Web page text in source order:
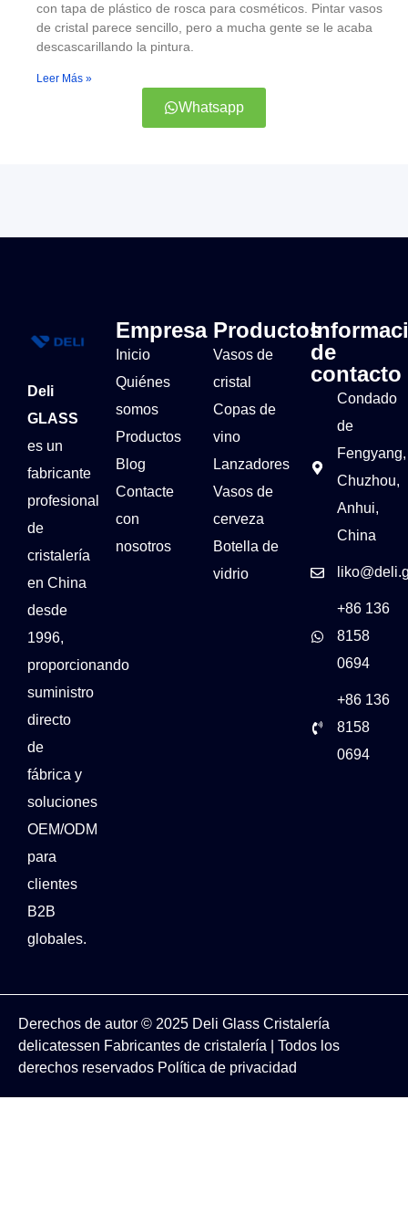
con tapa de plástico de rosca para cosméticos. Pintar vasos
de cristal parece sencillo, pero a mucha gente se le acaba
descascarillando la pintura.
Leer Más »
Whatsapp
Deli
GLASS
es un
fabricante
profesional
de
cristalería
en China
desde
1996,
proporcionando
suministro
directo
de
fábrica y
soluciones
OEM/ODM
para
clientes
B2B
globales.
Empresa
Inicio
Quiénes
somos
Productos
Blog
Contacte
con
nosotros
Productos
Vasos de
cristal
Copas de
vino
Lanzadores
Vasos de
cerveza
Botella de
vidrio
de
contacto
Condado
de
Fengyang,
Chuzhou,
Anhui,
China
+86 136
8158
0694
+86 136
8158
0694
Derechos de autor © 2025 Deli Glass Cristalería
delicatessen Fabricantes de cristalería
| Todos los
derechos reservados Política de privacidad